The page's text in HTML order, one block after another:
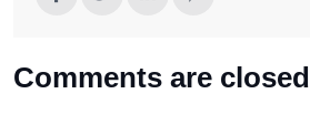
Comments are closed